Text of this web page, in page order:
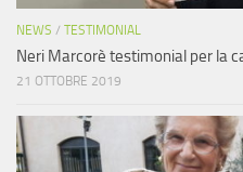
NEWS / TESTIMONIAL
Neri Marcorè testimonial per la
21 OTTOBRE 2019